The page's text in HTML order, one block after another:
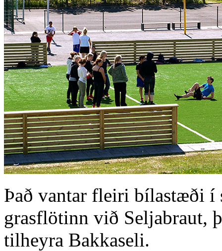
Það vantar fleiri bílastæði
grasflötinn við Seljabraut,
tilheyra Bakkaseli.